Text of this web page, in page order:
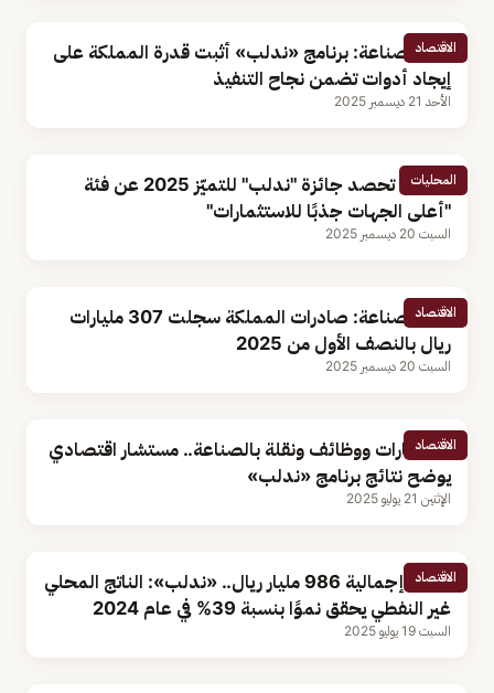
الاقتصاد
وزير الصناعة: برنامج «ندلب» أثبت قدرة المملكة على
إيجاد أدوات تضمن نجاح التنفيذ
الأحد 21 ديسمبر 2025
المحليات
"موانئ" تحصد جائزة "ندلب" للتميّز 2025 عن فئة
"أعلى الجهات جذبًا للاستثمارات"
السبت 20 ديسمبر 2025
الاقتصاد
وزير الصناعة: صادرات المملكة سجلت 307 مليارات
ريال بالنصف الأول من 2025
السبت 20 ديسمبر 2025
الاقتصاد
استثمارات ووظائف ونقلة بالصناعة.. مستشار اقتصادي
يوضح نتائج برنامج «ندلب»
الإثنين 21 يوليو 2025
الاقتصاد
بقيمة إجمالية 986 مليار ريال.. «ندلب»: الناتج المحلي
غير النفطي يحقق نموًا بنسبة 39% في عام 2024
السبت 19 يوليو 2025